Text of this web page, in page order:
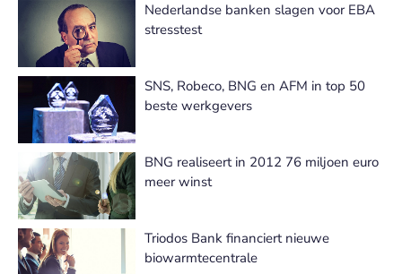
Nederlandse banken slagen voor EBA
stresstest
SNS, Robeco, BNG en AFM in top 50
beste werkgevers
BNG realiseert in 2012 76 miljoen euro
meer winst
Triodos Bank financiert nieuwe
biowarmtecentrale